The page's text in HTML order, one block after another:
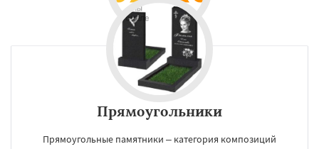
Прямоугольники
Прямоугольные памятники – категория композиций